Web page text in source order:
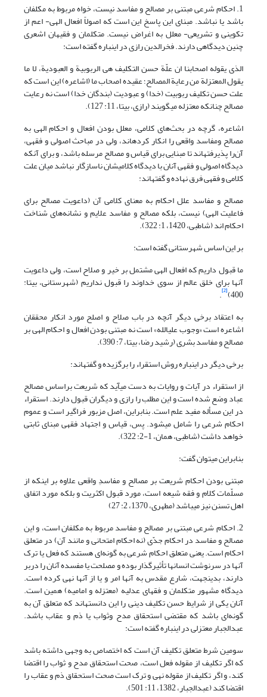
1. احکام شرعی مبتنی بر مصالح و مفاسد نیست، خواه مربوط به مکلفان
باشد یا نباشد. مبنای این پاسخ این است که اصولاً افعال الهی- اعم از
تکوینی و تشریعی- معلل به اغراض نیست. متکلمان و فقیهان اشعری
چنین دیدگاهی دارند. فخرالدین رازی در این‎باره گفته است:
الذی یقوله اصحابنا ان علّة حسن التکلیف هی الربوبیة و العبودیة، لا ما
یقول المعتزلة من رعایة المصالح؛ عقیده اصحاب ما (اشاعره) این است که
علت حسن تکلیف ربوبیت (خدا) و عبودیت (بندگان خدا) است نه رعایت
مصالح چنان‎که معتزله می‎گویند (رازی، بی‏تا، 11: 127).
اشاعره، گرچه در بحث‌های کلامی، معلل بودن افعال و احکام الهی به
مصالح ومفاسد واقعی را انکار کرده‎اند، ولی در مباحث اصولی و فقهی،
آن‌را پذیرفته‎اند تا مبنایی برای قیاس و مصالح مرسله باشد، و برای آن‎که
دیدگاه اصولی و فقهی آنان با دیدگاه کلامی‏شان ناسازگار نباشد میان علت
کلامی و فقهی فرق نهاده و گفته‎اند:
مصالح و مفاسد علل احکام به معنای کلامی آن (داعویت مصالح برای
فاعلیت الهی) نیست، بلکه مصالح و مفاسد علایم و نشانه‌های شناخت
احکام اند (شاطبی، 1420، 1: 322).
بر این اساس شهرستانی گفته است:
ما قبول داریم که افعال الهی مشتمل بر خیر و صلاح است، ولی داعویت
آنها برای خلق عالم از سوی خداوند را قبول نداریم (شهرستانی، بی‏تا:
400)
[2]
.
به اعتقاد برخی دیگر آنچه در باب صلاح و اصلح مورد انکار محققان
اشاعره است «وجوب علی‎الله» است نه مبتنی بودن افعال و احکام الهی بر
مصالح و مفاسد بشری (رشید رضا، بی‏تا، 7: 390).
برخی دیگر در این‎باره روش استقراء را برگزیده و گفته‎اند:
از استقراء در آیات و روایات به دست می‎آید که شریعت براساس مصالح
عباد وضع شده است و این مطلب را رازی و دیگران قبول دارند. استقراء
در این مسأله مفید علم است. بنابراین، اصل مزبور فراگیر است و عموم
احکام شرعی را شامل می‎شود. پس، قیاس و اجتهاد فقهی مبنای ثابتی
خواهد داشت (شاطبی، همان، 1-2: 322).
بنابراین می‎توان گفت:
مبتنی بودن احکام شریعت بر مصالح و مفاسدِ واقعی علاوه بر اینکه از
مسلّمات کلام و فقه شیعه است، مورد قبول اکثریت و بلکه مورد اتفاق
اهل تسنن نیز می‎باشد (مطهری، 1370، 2: 27)
2. احکام شرعی مبتنی بر مصالح و مفاسد مربوط به مکلفان است، و این
مصالح و مفاسد در احکام جدّی (نه احکام امتحانی و مانند آن) در متعلق
احکام است. یعنی متعلق احکام شرعی به گونه‌ای هستند که فعل یا ترک
آنها در سرنوشت انسان‎ها تأثیرگذار بوده و مصلحت یا مفسده آنان ‌را دربر
دارند، بدین‎جهت، شارع مقدس به آنها امر و یا از آنها نهی کرده است.
دیدگاه مشهور متکلمان و فقهای عدلیه (معتزله و امامیه) همین است.
آنان یکی از شرایط حسن تکلیف دینی را این دانسته‎اند که متعلق آن به
گونه‌ای باشد که مقتضی استحقاق مدح وثواب یا ذم و عقاب باشد.
عبدالجبار معتزلی در این‎باره گفته است:
سومین شرط متعلق تکلیف آن ‌است که اختصاص به وجهی داشته باشد
که اگر تکلیف از مقوله فعل است، صحت استحقاق مدح و ثواب را اقتضا
کند، و اگر تکلیف از مقوله نهی و ترک است صحت استحقاق ذم و عقاب را
اقتضا کند (عبدالجبار، 1382، 11: 501).